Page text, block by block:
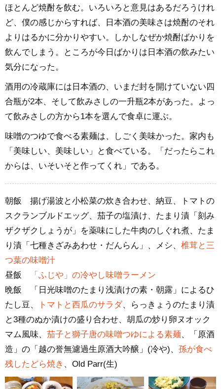
ほとんど焼酎を飲む。いろいろと意見はあるだろうけれ
ど、僕の感じからすれば、日本酒の美味さは焼酎のそれ
よりはるかに分かりやすい。しかしなぜか焼酎ばかりを
飲んでしまう。ところが今日ばかりは日本酒の飲みたい
気分になった。
酒用の冷蔵庫には日本酒の、いまだ封を開けていない四
合瓶が2本、そして飲みさしの一升瓶2本があった。よっ
て飲みさしの方から1本を選んで食卓に運ぶ。
味噌のつゆで食べる素麺は、しごく美味かった。家内も
「美味しい、美味しい」と食べている。「だったらこれ
からは、いそいそと作ってくれ」である。
朝飯 揚げ湯波と小松菜の炊き合わせ、納豆、トマトの
スクランブルドエッグ、茄子の塩漬け、たまり漬「刻み
ザクザクしょうが」を薬味にした牛肉のしぐれ煮、たま
り漬「七種きざみあわせ・だんらん」、メシ、 椎茸と三
つ葉の味噌汁
昼飯
「ふじや」の冷やし味噌ラーメン
晩飯 「日光味噌のたまり浅漬けの素・朝露」によるひ
たし豆、
トマトと西瓜のサラダ、らっきょうのたまり漬
と3種のぬか漬けの盛り合わせ、胡瓜の炒り卵ヌオック
マム風味、 茄子と獅子唐の味噌つゆによる素麺、「原酒
造」の「越の誉無濾過生原酒大吟醸」(冷や)、 孫が食べ
残したどら焼き 、Old Parr(生)